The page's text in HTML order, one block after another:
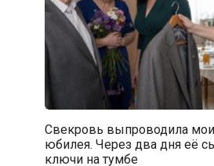
Свекровь выпроводила
юбилея. Через два дня её
ключи на тумбе